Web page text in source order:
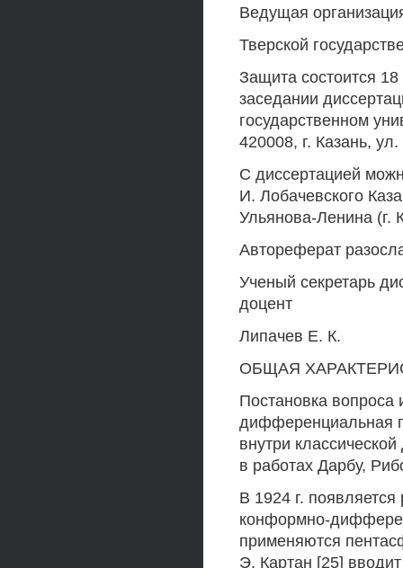
Ведущая
Тверской
Защита состоится
заседании
государственном
420008, г. Казань,
С диссертацией
И. Лобачевского
Ульянова-Ленина (г.
Автореферат
Ученый секретарь
доцент
Липачев Е. К.
ОБЩАЯ
Постановка
дифференциальная
внутри
в работах Дарбу,
В 1924 г.
конформно-
применяются
Э. Картан [25]